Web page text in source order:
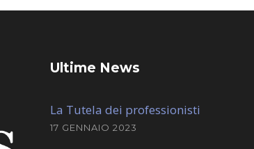
Ultime News
La Tutela dei professionisti
17 GENNAIO 2023